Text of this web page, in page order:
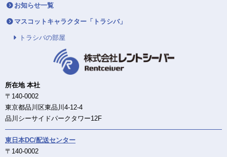
お知らせ一覧
マスコットキャラクター「トラシバ」
トラシバの部屋
所在地 本社
〒140-0002
東京都品川区東品川4-12-4
品川シーサイドパークタワー12F
東日本DC/配送センター
〒140-0002